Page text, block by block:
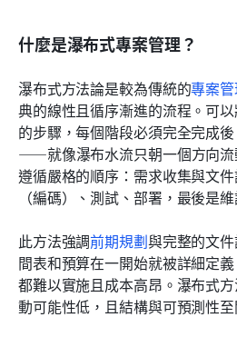
什麼是瀑布式專案管理？
瀑布式方法論是較為傳統的專案
典的線性且循序漸進的流程。可
的步驟，每個階段必須完全完成
——就像瀑布水流只朝一個方向流
遵循嚴格的順序：需求收集與文
（編碼）、測試、部署，最後是維
此方法強調前期規劃與完整的文
間表和預算在一開始就被詳細定
都難以實施且成本高昂。瀑布式
動可能性低，且結構與可預測性